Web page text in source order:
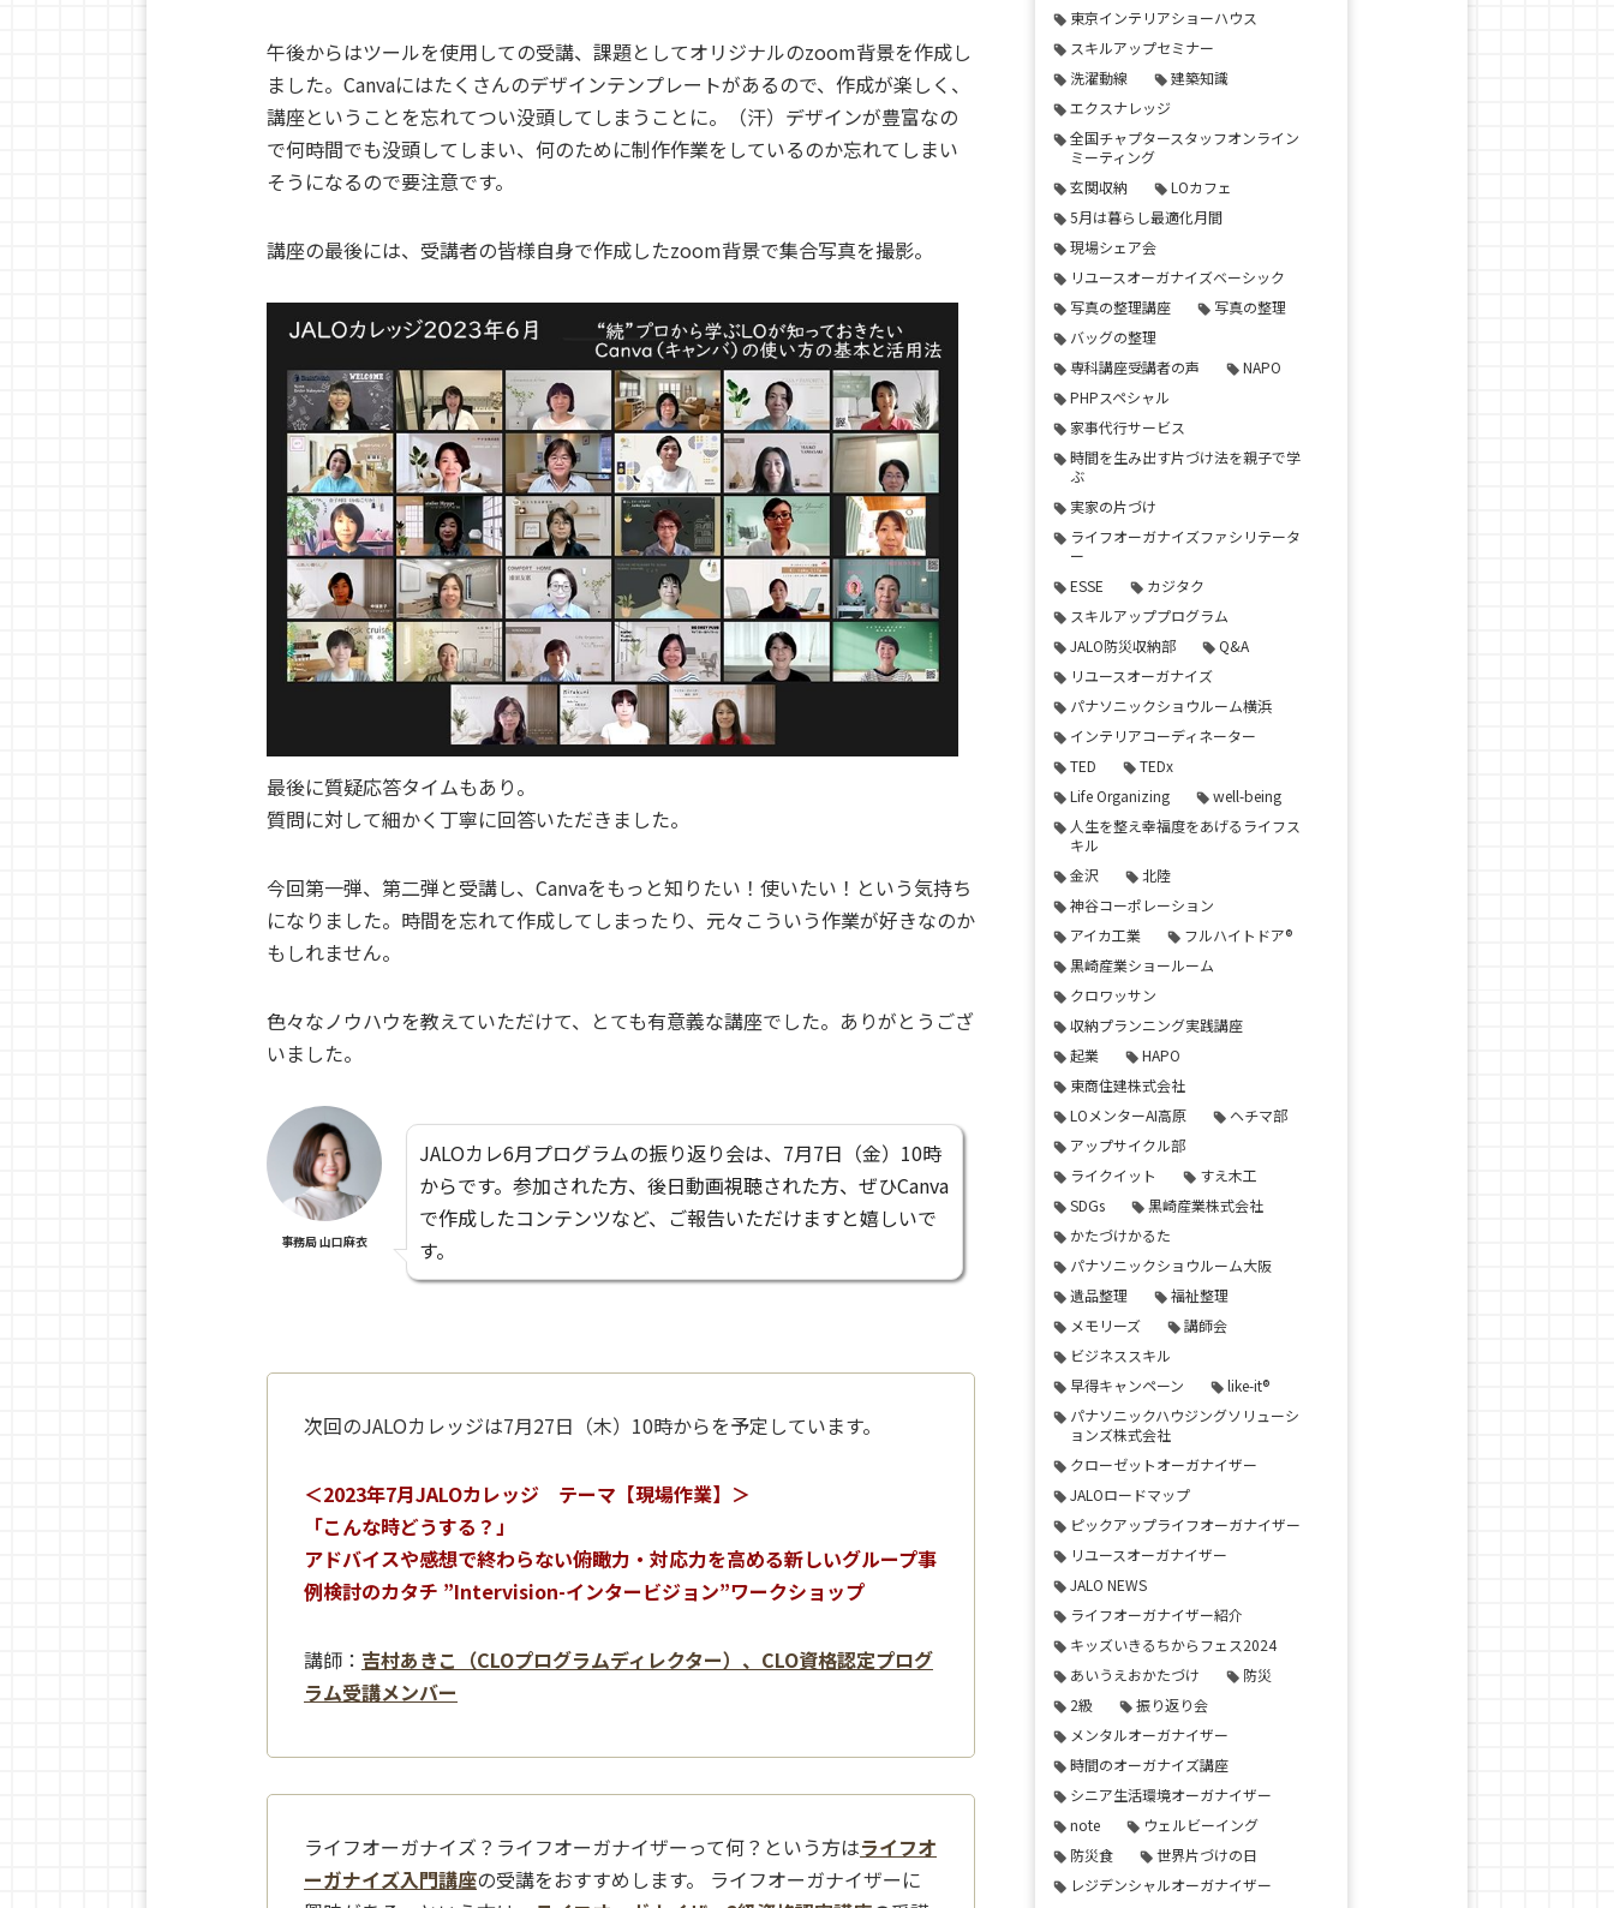
午後からはツールを使用しての受講、課題としてオリジナルのzoom背景を作成し
ました。Canvaにはたくさんのデザインテンプレートがあるので、作成が楽しく、
講座ということを忘れてつい没頭してしまうことに。（汗）デザインが豊富なの
で何時間でも没頭してしまい、何のために制作作業をしているのか忘れてしまい
そうになるので要注意です。
講座の最後には、受講者の皆様自身で作成したzoom背景で集合写真を撮影。
最後に質疑応答タイムもあり。
質問に対して細かく丁寧に回答いただきました。
今回第一弾、第二弾と受講し、Canvaをもっと知りたい！使いたい！という気持ち
になりました。時間を忘れて作成してしまったり、元々こういう作業が好きなのか
もしれません。
色々なノウハウを教えていただけて、とても有意義な講座でした。ありがとうござ
いました。
事務局 山口麻衣
JALOカレ6月プログラムの振り返り会は、7月7日（金）10時
からです。参加された方、後日動画視聴された方、ぜひCanva
で作成したコンテンツなど、ご報告いただけますと嬉しいで
す。
次回のJALOカレッジは7月27日（木）10時からを予定しています。
＜2023年7月JALOカレッジ テーマ【現場作業】＞
「こんな時どうする？」
アドバイスや感想で終わらない俯瞰力・対応力を高める新しいグループ事
例検討のカタチ ”Intervision-インタービジョン”ワークショップ
講師： 吉村あきこ（CLOプログラムディレクター）、CLO資格認定プログ
ラム受講メンバー
ライフオーガナイズ？ライフオーガナイザーって何？という方はライフオ
ーガナイズ入門講座の受講をおすすめします。 ライフオーガナイザーに
東京インテリアショーハウス
スキルアップセミナー
洗濯動線
建築知識
エクスナレッジ
全国チャプタースタッフオンライン
ミーティング
玄関収納
LOカフェ
5月は暮らし最適化月間
現場シェア会
リユースオーガナイズベーシック
写真の整理講座
写真の整理
バッグの整理
専科講座受講者の声
NAPO
PHPスペシャル
家事代行サービス
時間を生み出す片づけ法を親子で学
ぶ
実家の片づけ
ライフオーガナイズファシリテータ
ー
ESSE
カジタク
スキルアッププログラム
JALO防災収納部
Q&A
リユースオーガナイズ
パナソニックショウルーム横浜
インテリアコーディネーター
TED
TEDx
Life Organizing
well-being
人生を整え幸福度をあげるライフス
キル
金沢
北陸
神谷コーポレーション
アイカ工業
フルハイトドア®
黒崎産業ショールーム
クロワッサン
収納プランニング実践講座
起業
HAPO
東商住建株式会社
LOメンターAI高原
ヘチマ部
アップサイクル部
ライクイット
すえ木工
SDGs
黒崎産業株式会社
かたづけかるた
パナソニックショウルーム大阪
遺品整理
福祉整理
メモリーズ
講師会
ビジネススキル
早得キャンペーン
like-it®
パナソニックハウジングソリューシ
ョンズ株式会社
クローゼットオーガナイザー
JALOロードマップ
ピックアップライフオーガナイザー
リユースオーガナイザー
JALO NEWS
ライフオーガナイザー紹介
キッズいきるちからフェス2024
あいうえおかたづけ
防災
2級
振り返り会
メンタルオーガナイザー
時間のオーガナイズ講座
シニア生活環境オーガナイザー
note
ウェルビーイング
防災食
世界片づけの日
レジデンシャルオーガナイザー